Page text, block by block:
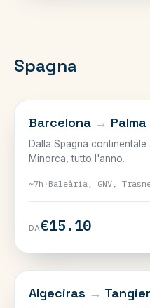
Spagna
BALEARI
Barcelona → Palma
Dalla Spagna
Minorca, tutto l'anno.
~7h · Baleària, GNV,
DA€15.10
LO STRETTO
Algeciras →